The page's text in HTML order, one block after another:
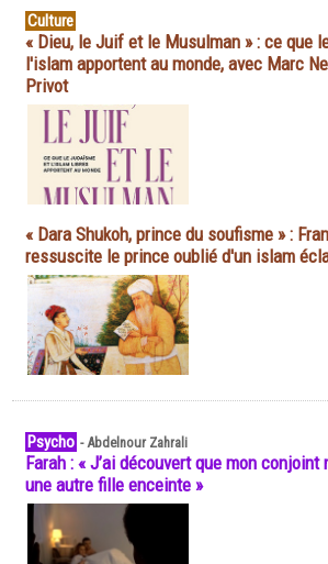
Culture
« Dieu, le Juif et le Musulman » : ce que
l'islam apportent au monde, avec Marc
Privot
« Dara Shukoh, prince du soufisme » :
ressuscite le prince oublié d'un islam
Psycho -Abdelnour Zahrali
Farah : « J’ai découvert que mon conjoint
une autre fille enceinte »